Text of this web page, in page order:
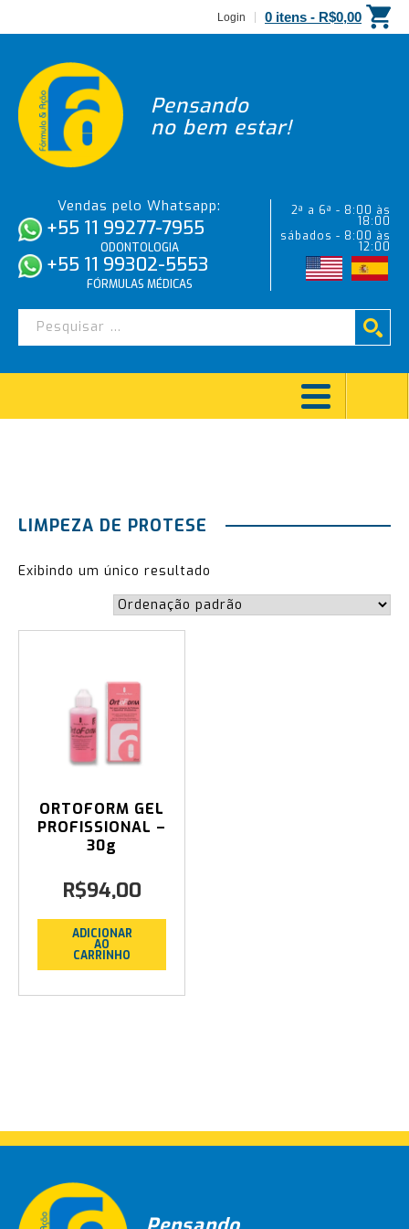
Login 0 itens - R$0,00
Pensando
no bem estar!
Vendas pelo Whatsapp:
+55 11 99277-7955
ODONTOLOGIA
+55 11 99302-5553
FÓRMULAS MÉDICAS
2ª a 6ª - 8:00 às
18:00
sábados - 8:00 às
12:00
LIMPEZA DE PROTESE
Exibindo um único resultado
ORTOFORM GEL
PROFISSIONAL –
30g
R$94,00
ADICIONAR
AO
CARRINHO